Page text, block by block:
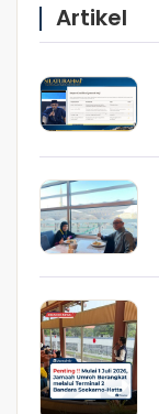
Artikel